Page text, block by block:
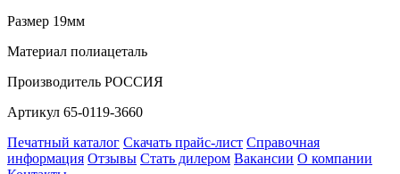
Размер 19мм
Материал полиацеталь
Производитель РОССИЯ
Артикул 65-0119-3660
Печатный каталог Скачать прайс-лист Справочная
информация Отзывы Стать дилером Вакансии О компании